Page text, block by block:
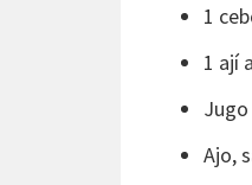
1
1 ají
Ajo,